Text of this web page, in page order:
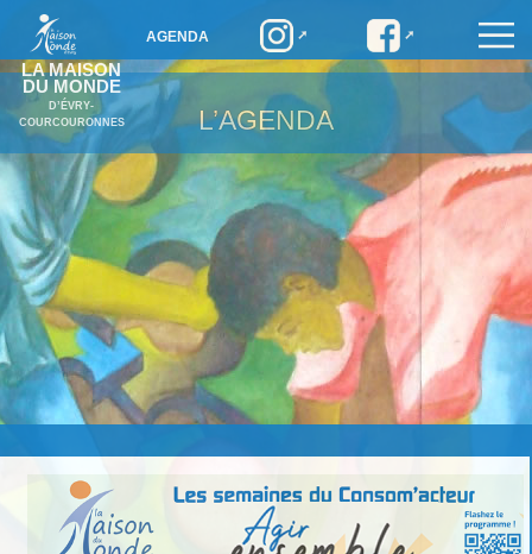
LA MAISON
DU MONDE
D’ÉVRY-
COURCOURONNES
AGENDA
L’AGENDA